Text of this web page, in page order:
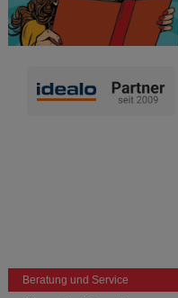
Beratung und Service